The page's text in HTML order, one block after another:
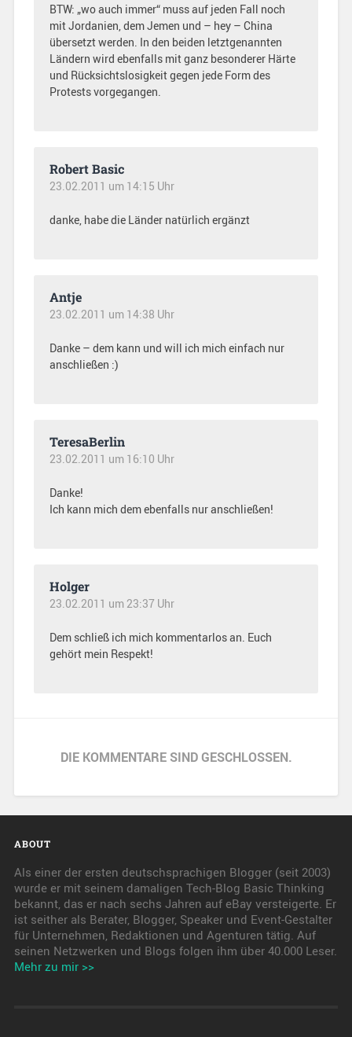
BTW: „wo auch immer“ muss auf jeden Fall noch
mit Jordanien, dem Jemen und – hey – China
übersetzt werden. In den beiden letztgenannten
Ländern wird ebenfalls mit ganz besonderer Härte
und Rücksichtslosigkeit gegen jede Form des
Protests vorgegangen.
Robert Basic
23.02.2011 um 14:15 Uhr
danke, habe die Länder natürlich ergänzt
Antje
23.02.2011 um 14:38 Uhr
Danke – dem kann und will ich mich einfach nur
anschließen :)
TeresaBerlin
23.02.2011 um 16:10 Uhr
Danke!
Ich kann mich dem ebenfalls nur anschließen!
Holger
23.02.2011 um 23:37 Uhr
Dem schließ ich mich kommentarlos an. Euch
gehört mein Respekt!
DIE KOMMENTARE SIND GESCHLOSSEN.
ABOUT
Als einer der ersten deutschsprachigen Blogger (seit 2003)
wurde er mit seinem damaligen Tech-Blog Basic Thinking
bekannt, das er nach sechs Jahren auf eBay versteigerte. Er
ist seither als Berater, Blogger, Speaker und Event-Gestalter
für Unternehmen, Redaktionen und Agenturen tätig. Auf
seinen Netzwerken und Blogs folgen ihm über 40.000 Leser.
Mehr zu mir >>